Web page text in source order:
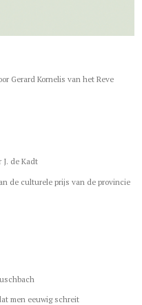
Gerard Kornelis van het Reve
de Kadt
de culturele prijs van de provincie
men eeuwig schreit